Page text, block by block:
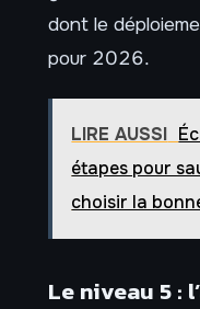
dont le
pour 2026.
LIRE AUSSI
étapes pour
choisir la
Le niveau 5 :